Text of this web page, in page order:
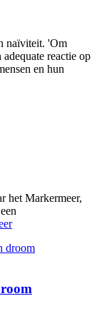
naïviteit. 'Om
reactie op
en hun
het Markermeer,